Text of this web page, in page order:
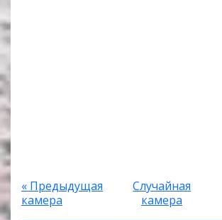
« Предыдущая
камера
Случайная
камера